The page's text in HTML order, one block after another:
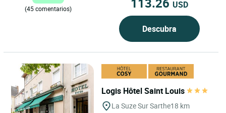
(45 comentarios) USD
Descubra
Logis Hôtel Saint Louis
La Suze Sur Sarthe18 km